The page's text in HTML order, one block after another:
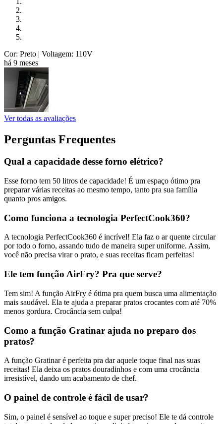
Cor: Preto | Voltagem: 110V
há 9 meses
Ver todas as avaliações
Perguntas Frequentes
Qual a capacidade desse forno elétrico?
Esse forno tem 50 litros de capacidade! É um espaço ótimo pra
preparar várias receitas ao mesmo tempo, tanto pra sua família
quanto pros amigos.
Como funciona a tecnologia PerfectCook360?
A tecnologia PerfectCook360 é incrível! Ela faz o ar quente circular
por todo o forno, assando tudo de maneira super uniforme. Assim,
você não precisa virar o prato, e suas receitas ficam perfeitas!
Ele tem função AirFry? Pra que serve?
Tem sim! A função AirFry é ótima pra quem busca uma alimentação
mais saudável. Ela te ajuda a preparar pratos crocantes com até 70%
menos gordura. Crocância sem culpa!
Como a função Gratinar ajuda no preparo dos
pratos?
A função Gratinar é perfeita pra dar aquele toque final nas suas
receitas! Ela deixa os pratos douradinhos e com uma crocância
irresistível, dando um acabamento de chef.
O painel de controle é fácil de usar?
Sim, o painel é sensível ao toque e super preciso! Ele te dá controle